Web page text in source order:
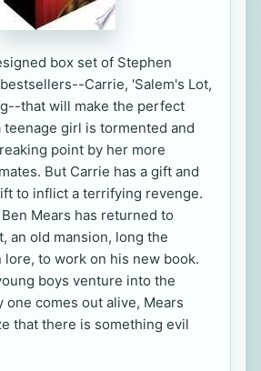
box set of Stephen
Carrie, 'Salem's Lot,
that will make the perfect
teenage girl is tormented and
point by her more
But Carrie has a gift and
to inflict a terrifying revenge.
Mears has returned to
an old mansion, long the
to work on his new book.
boys venture into the
one comes out alive, Mears
that there is something evil